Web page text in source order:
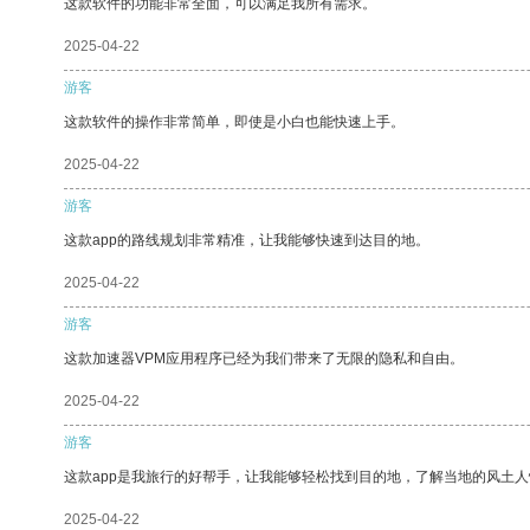
这款软件的功能非常全面，可以满足我所有需求。
2025-04-22
游客
这款软件的操作非常简单，即使是小白也能快速上手。
2025-04-22
游客
这款app的路线规划非常精准，让我能够快速到达目的地。
2025-04-22
游客
这款加速器VPM应用程序已经为我们带来了无限的隐私和自由。
2025-04-22
游客
这款app是我旅行的好帮手，让我能够轻松找到目的地，了解当地的风土
2025-04-22